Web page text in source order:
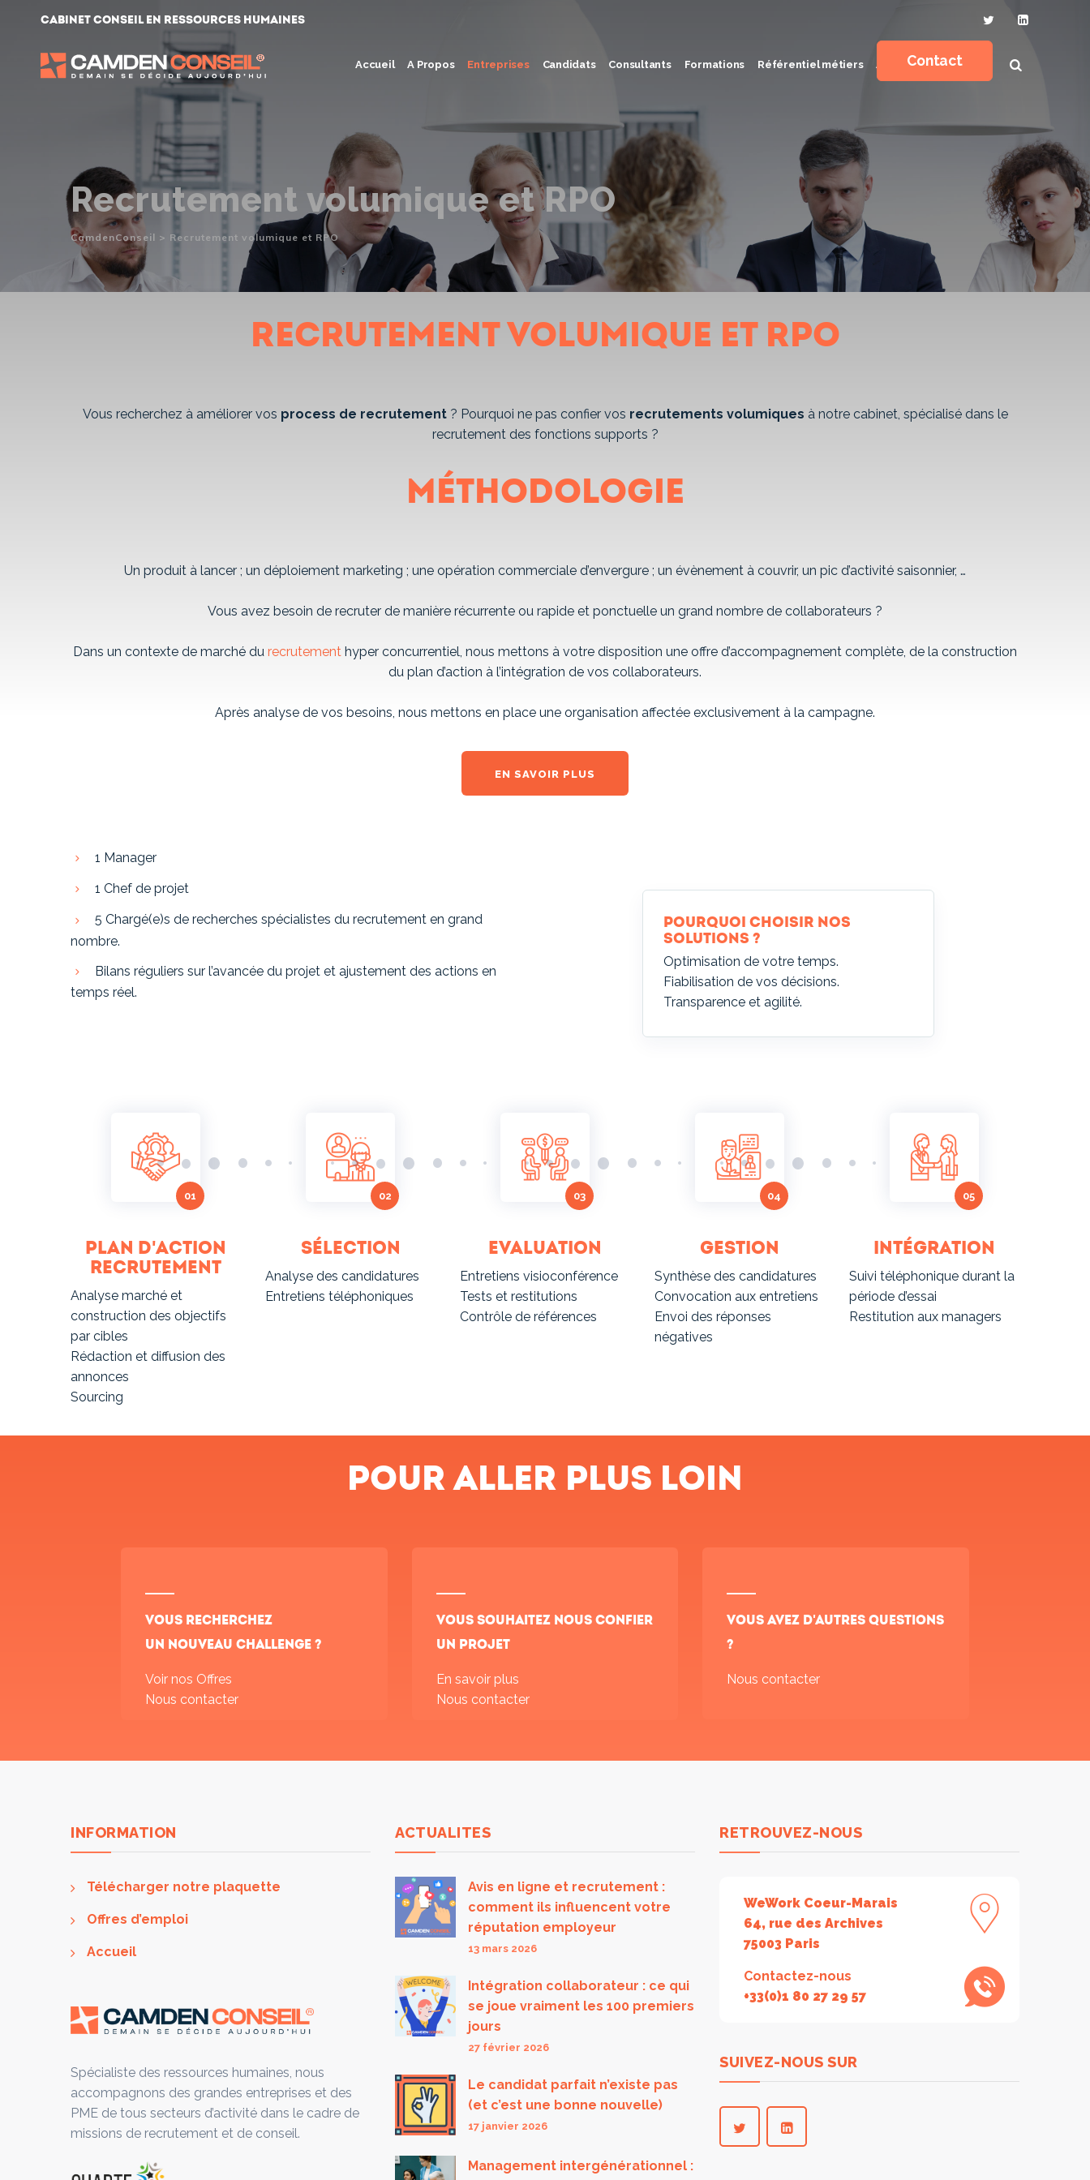
content
Cabinet conseil en ressources humaines
Accueil A Propos Entreprises Candidats Consultants Formations Référentiel métiers ActualitésContact
Recrutement volumique et RPO
CamdenConseil > Recrutement volumique et RPO
Recrutement volumique et RPO
Vous recherchez à améliorer vos process de recrutement? Pourquoi ne pas confier vos recrutements volumiques à notre cabinet, spécialisé dans le
recrutement des fonctions supports ?
Méthodologie
Un produit à lancer ; un déploiement marketing ; une opération commerciale d’envergure ; un évènement à couvrir, un pic d’activité saisonnier, …
Vous avez besoin de recruter de manière récurrente ou rapide et ponctuelle un grand nombre de collaborateurs ?
Dans un contexte de marché du recrutement hyper concurrentiel, nous mettons à votre disposition une offre d’accompagnement complète, de la construction
du plan d’action à l’intégration de vos collaborateurs.
Après analyse de vos besoins, nous mettons en place une organisation affectée exclusivement à la campagne.
EN SAVOIR PLUS
1 Manager
1 Chef de projet
5 Chargé(e)s de recherches spécialistes du recrutement en grand
nombre.
Bilans réguliers sur l’avancée du projet et ajustement des actions en
temps réel.
Pourquoi choisir nos
solutions ?
Optimisation de votre temps.
Fiabilisation de vos décisions.
Transparence et agilité.
Plan d'action
recrutement
Analyse marché et
construction des objectifs
par cibles
Rédaction et diffusion des
annonces
Sourcing
Sélection
Analyse des candidatures
Entretiens téléphoniques
Evaluation
Entretiens visioconférence
Tests et restitutions
Contrôle de références
Gestion
Synthèse des candidatures
Convocation aux entretiens
Envoi des réponses
négatives
Intégration
Suivi téléphonique durant la
période d’essai
Restitution aux managers
Pour aller plus loin
Vous recherchez
un nouveau challenge ?
Voir nos Offres
Nous contacter
Vous souhaitez nous confier
un projet
En savoir plus
Nous contacter
Vous avez d'autres questions
?
Nous contacter
INFORMATION
Télécharger notre plaquette
Offres d’emploi
Accueil
Spécialiste des ressources humaines, nous
accompagnons des grandes entreprises et des
PME de tous secteurs d’activité dans le cadre de
missions de recrutement et de conseil.
ACTUALITES
Avis en ligne et recrutement :
comment ils influencent votre
réputation employeur
13 mars 2026
Intégration collaborateur : ce qui
se joue vraiment les 100 premiers
jours
27 février 2026
Le candidat parfait n’existe pas
(et c’est une bonne nouvelle)
17 janvier 2026
Management intergénérationnel :
RETROUVEZ-NOUS
WeWork Coeur-Marais
64, rue des Archives
75003 Paris
Contactez-nous
+33(0)1 80 27 29 57
SUIVEZ-NOUS SUR